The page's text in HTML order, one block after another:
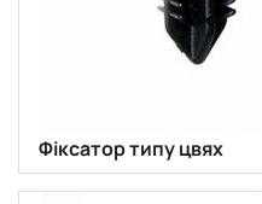
Фіксатор типу цвях